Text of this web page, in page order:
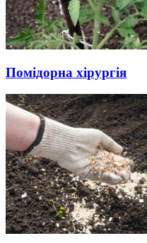
Помідорна хірургія